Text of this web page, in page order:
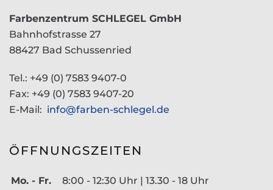
Farbenzentrum SCHLEGEL GmbH
Bahnhofstrasse 27
88427 Bad Schussenried
Tel.: +49 (0) 7583 9407-0
Fax: +49 (0) 7583 9407-20
E-Mail: info@farben-schlegel.de
ÖFFNUNGSZEITEN
Mo. - Fr.
8:00 - 12:30 Uhr | 13.30 - 18 Uhr